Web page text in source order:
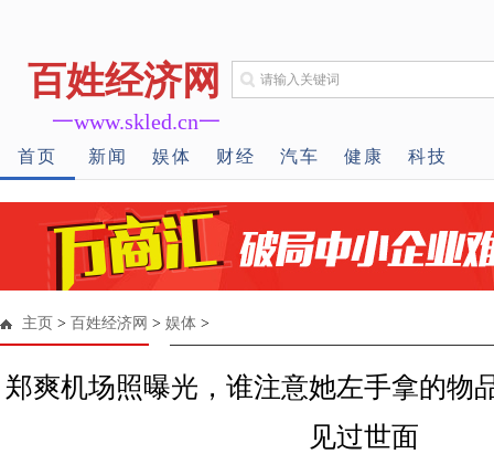
百姓经济网
一www.skled.cn一
首页 新闻 娱体 财经 汽车 健康 科技
主页 > 百姓经济网 > 娱体 >
郑爽机场照曝光，谁注意她左手拿的物
见过世面